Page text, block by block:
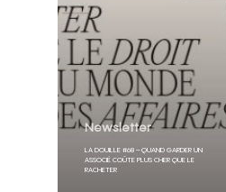
Newsletter
LA DOUILLE #68 – QUAND GARDER UN
ASSOCIÉ COÛTE PLUS CHER QUE LE
RACHETER